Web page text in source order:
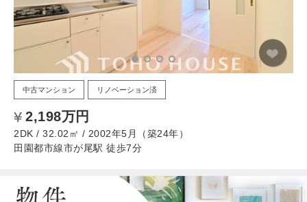
中古マンション リノベーション済
2,198万円
2DK / 32.02㎡ / 2002年5月（築24年）
田園都市線市が尾駅 徒歩7分